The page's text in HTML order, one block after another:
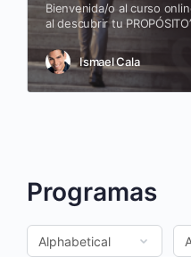
Ismael Cala
Bienvenida/o al curso
al descubrir tu
General: Es ayudarles a
de…
Programas